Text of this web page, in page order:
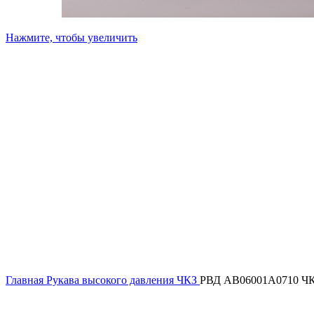
Нажмите, чтобы увеличить
Главная Рукава высокого давления ЧКЗ РВД AB06001A0710